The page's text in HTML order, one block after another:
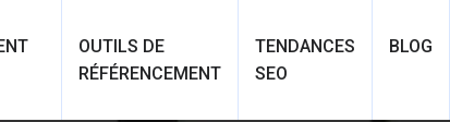
OUTILS DE
RÉFÉRENCEMENT
TENDANCES
SEO
BLOG